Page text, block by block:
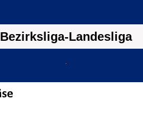
Bezirksliga-Landesliga